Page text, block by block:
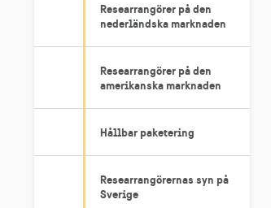
Researrangörer på den
nederländska marknaden
Researrangörer på den
amerikanska marknaden
Hållbar paketering
Researrangörernas syn på
Sverige